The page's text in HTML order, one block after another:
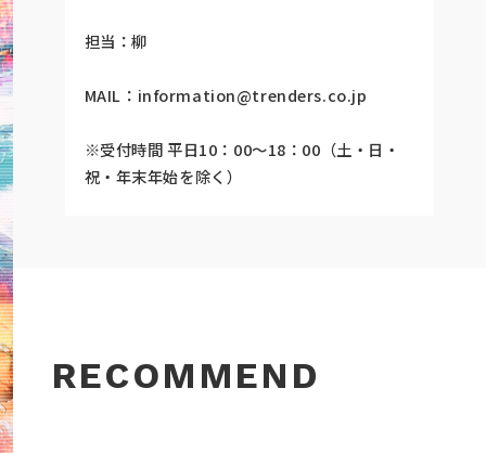
担当：柳
MAIL： information@trenders.co.jp
※受付時間 平日10：00～18：00（土・日・
祝・年末年始を除く）
RECOMMEND